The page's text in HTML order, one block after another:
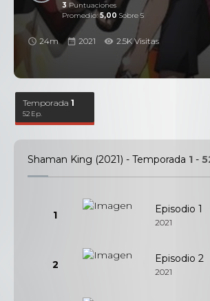
3 Puntuaciones
Promedio:5,00 Sobre 5
24m 2021 2.5K Visitas
Temporada1
52 Ep.
Shaman King (2021) - Temporada 1 -
1 Episodio 1
2021
2 Episodio 2
2021